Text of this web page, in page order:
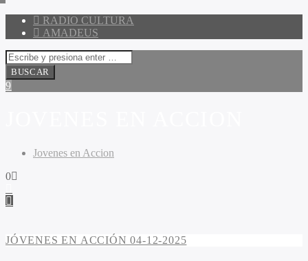
RADIO CULTURA
AMADEUS
Jovenes en Accion
0
JÓVENES EN ACCIÓN 04-12-2025